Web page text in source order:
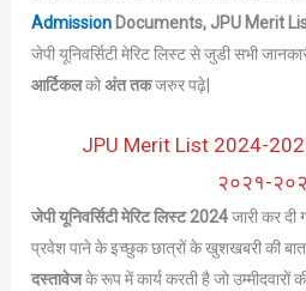
Admission Documents, JPU Merit
जेपी यूनिवर्सिटी मेरिट लिस्ट से जुडी सभी
आर्टिकलकोअंत तकजरुर पढ़े|
JPU Merit List 2024-
२०२१-
जेपी यूनिवर्सिटी मेरिट लिस्ट 2024जारी कर दी
प्रवेश पाने के इच्छुक छात्रों के खुशखबरी की
दस्तावेजके रूप में कार्य करती है जो उम्मीदवारों